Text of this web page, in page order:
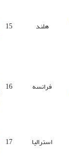
هلند 15
فرانسه 16
استرالیا 17